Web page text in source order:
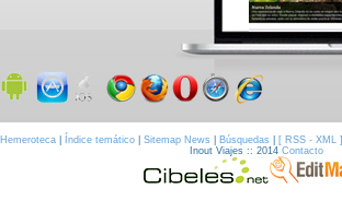
Hemeroteca Índice temático Sitemap News Búsquedas [ RSS - XML ]
Inout Viajes :: 2014 Contacto